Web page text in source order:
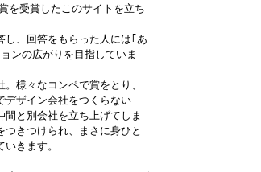
を受賞したこのサイトを立ち
し、回答をもらった人には｢あ
ンの広がりを目指していま
様々なコンペで賞をとり、
デザイン会社をつくらない
と別会社を立ち上げてしま
きつけられ、まさに身ひと
きます。